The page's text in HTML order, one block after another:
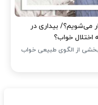
۳ صبح بیدار می‌شویم؟/ بیداری در
خواب؟
است بخشی از الگوی طبیعی خواب